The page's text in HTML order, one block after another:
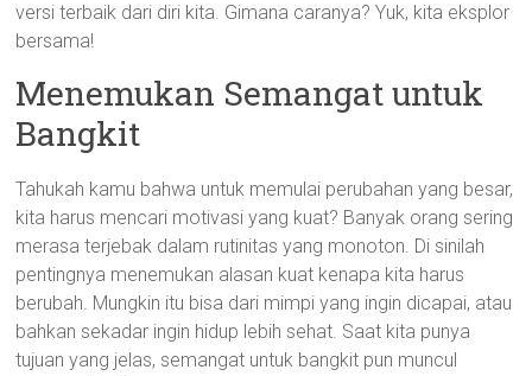
versi terbaik dari diri kita. Gimana caranya? Yuk, kita eksplor
bersama!
Menemukan Semangat untuk
Bangkit
Tahukah kamu bahwa untuk memulai perubahan yang besar,
kita harus mencari motivasi yang kuat? Banyak orang sering
merasa terjebak dalam rutinitas yang monoton. Di sinilah
pentingnya menemukan alasan kuat kenapa kita harus
berubah. Mungkin itu bisa dari mimpi yang ingin dicapai, atau
bahkan sekadar ingin hidup lebih sehat. Saat kita punya
tujuan yang jelas, semangat untuk bangkit pun muncul